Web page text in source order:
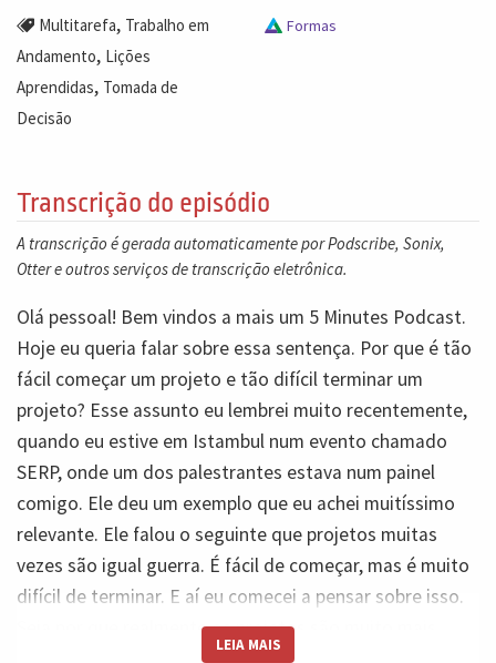
Multitarefa, Trabalho em
Andamento, Lições
Aprendidas, Tomada de
Decisão
Formas
Transcrição do episódio
A transcrição é gerada automaticamente por Podscribe, Sonix,
Otter e outros serviços de transcrição eletrônica.
Olá pessoal! Bem vindos a mais um 5 Minutes Podcast.
Hoje eu queria falar sobre essa sentença. Por que é tão
fácil começar um projeto e tão difícil terminar um
projeto? Esse assunto eu lembrei muito recentemente,
quando eu estive em Istambul num evento chamado
SERP, onde um dos palestrantes estava num painel
comigo. Ele deu um exemplo que eu achei muitíssimo
relevante. Ele falou o seguinte que projetos muitas
vezes são igual guerra. É fácil de começar, mas é muito
difícil de terminar. E aí eu comecei a pensar sobre isso.
Seja por que realmente os projetos são muito mais
LEIA MAIS